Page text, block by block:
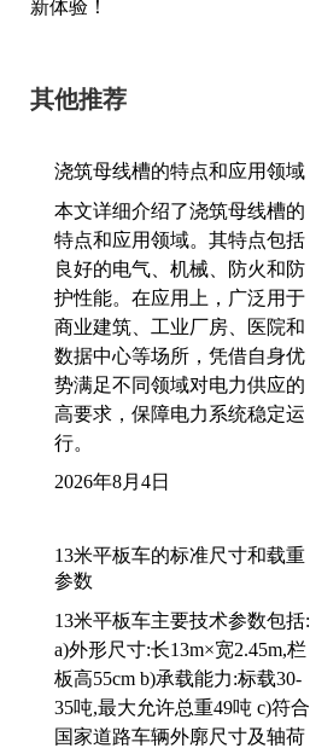
新体验！
其他推荐
浇筑母线槽的特点和应用领域
本文详细介绍了浇筑母线槽的
特点和应用领域。其特点包括
良好的电气、机械、防火和防
护性能。在应用上，广泛用于
商业建筑、工业厂房、医院和
数据中心等场所，凭借自身优
势满足不同领域对电力供应的
高要求，保障电力系统稳定运
行。
2026年8月4日
13米平板车的标准尺寸和载重
参数
13米平板车主要技术参数包括:
a)外形尺寸:长13m×宽2.45m,栏
板高55cm b)承载能力:标载30-
35吨,最大允许总重49吨 c)符合
国家道路车辆外廓尺寸及轴荷